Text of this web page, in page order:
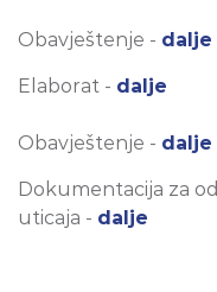
Obavještenje - dalje
Elaborat - dalje
Obavještenje - dalje
Dokumentacija za
uticaja - dalje